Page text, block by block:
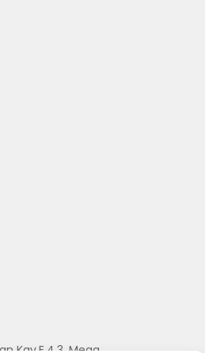
Kav.E.4.3, Mega